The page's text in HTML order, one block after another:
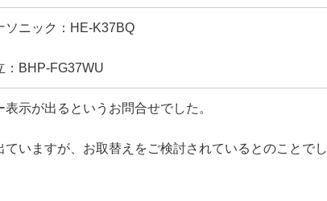
ソニック：HE-K37BQ
：BHP-FG37WU
示が出るというお問合せでした。
ていますが、お取替えをご検討されているとのことでし